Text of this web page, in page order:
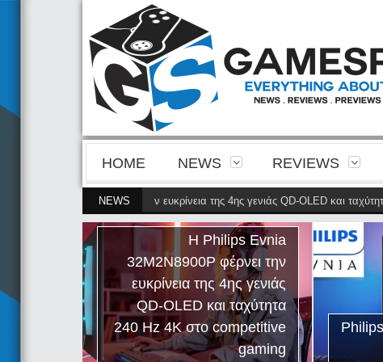
HOME NEWS REVIEWS
NEWS
32M2N8900P φέρνει την ευκρίνεια της 4ης γενιάς QD-OLED και
Η Philips Evnia
32M2N8900P φέρνει την
ευκρίνεια της 4ης γενιάς
QD-OLED και ταχύτητα
240 Hz 4K στο competitive
gaming